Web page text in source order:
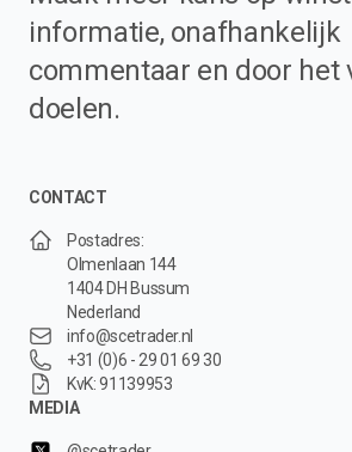
informatie, onafhankelijk
commentaar en door het
doelen.
CONTACT
Postadres:
Olmenlaan 144
1404 DH Bussum
Nederland
info@scetrader.nl
+31 (0)6 - 29 01 69 30
KvK: 91139953
MEDIA